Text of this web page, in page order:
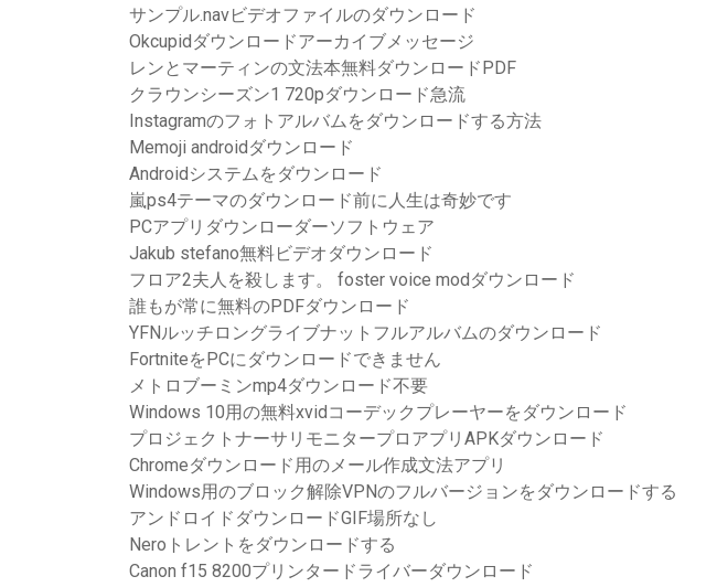
サンプル.navビデオファイルのダウンロード
Okcupidダウンロードアーカイブメッセージ
レンとマーティンの文法本無料ダウンロードPDF
クラウンシーズン1 720pダウンロード急流
Instagramのフォトアルバムをダウンロードする方法
Memoji androidダウンロード
Androidシステムをダウンロード
嵐ps4テーマのダウンロード前に人生は奇妙です
PCアプリダウンローダーソフトウェア
Jakub stefano無料ビデオダウンロード
フロア2夫人を殺します。 foster voice modダウンロード
誰もが常に無料のPDFダウンロード
YFNルッチロングライブナットフルアルバムのダウンロード
FortniteをPCにダウンロードできません
メトロブーミンmp4ダウンロード不要
Windows 10用の無料xvidコーデックプレーヤーをダウンロード
プロジェクトナーサリモニタープロアプリAPKダウンロード
Chromeダウンロード用のメール作成文法アプリ
Windows用のブロック解除VPNのフルバージョンをダウンロードする
アンドロイドダウンロードGIF場所なし
Neroトレントをダウンロードする
Canon f15 8200プリンタードライバーダウンロード